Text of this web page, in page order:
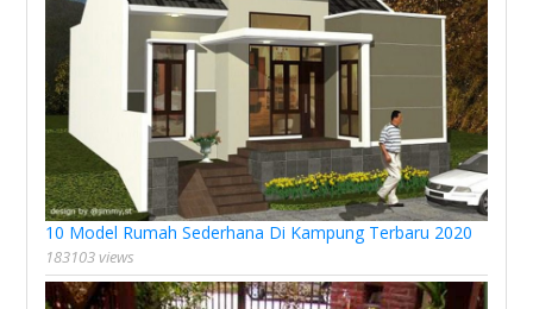
10 Model Rumah Sederhana Di Kampung Terbaru 2020
183103 views